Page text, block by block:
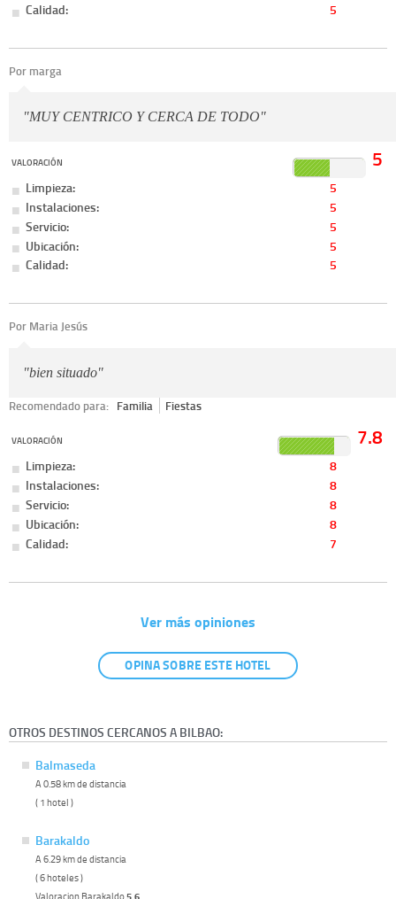
Calidad:
5
Por marga
"MUY CENTRICO Y CERCA DE TODO"
VALORACIÓN 5
Limpieza:
5
Instalaciones:
5
Servicio:
5
Ubicación:
5
Calidad:
5
Por Maria Jesús
"bien situado"
Recomendado para: Familia Fiestas
VALORACIÓN 7.8
Limpieza:
8
Instalaciones:
8
Servicio:
8
Ubicación:
8
Calidad:
7
Ver más opiniones
OPINA SOBRE ESTE HOTEL
OTROS DESTINOS CERCANOS A BILBAO:
Balmaseda
A 0.58 km de distancia
( 1 hotel )
Barakaldo
A 6.29 km de distancia
( 6 hoteles )
Valoracion Barakaldo